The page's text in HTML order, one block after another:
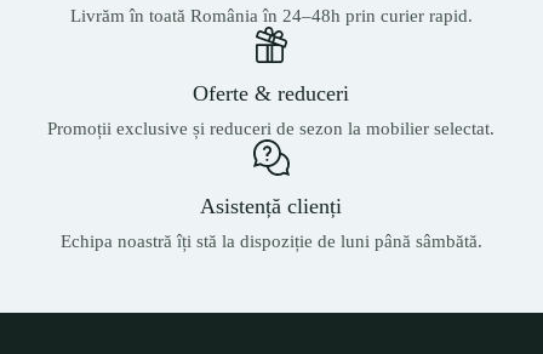
Livrăm în toată România în 24–48h prin curier rapid.
Oferte & reduceri
Promoții exclusive și reduceri de sezon la mobilier selectat.
Asistență clienți
Echipa noastră îți stă la dispoziție de luni până sâmbătă.